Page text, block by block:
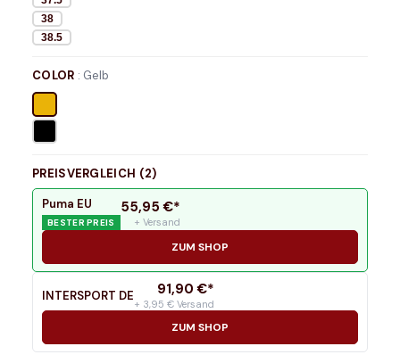
38
38.5
COLOR : Gelb
PREISVERGLEICH (2)
Puma EU
BESTER PREIS
55,95 €*
+ Versand
ZUM SHOP
INTERSPORT DE 91,90 €*
+ 3,95 € Versand
ZUM SHOP